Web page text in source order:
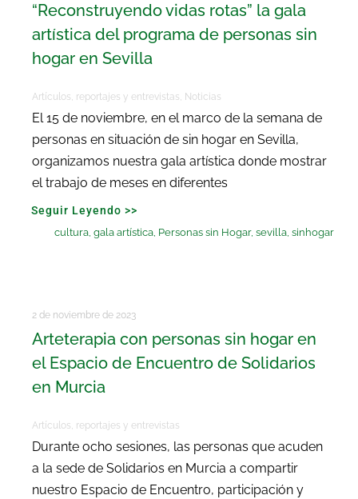
“Reconstruyendo vidas rotas” la gala
artística del programa de personas sin
hogar en Sevilla
Artículos, reportajes y entrevistas, Noticias
El 15 de noviembre, en el marco de la semana de
personas en situación de sin hogar en Sevilla,
organizamos nuestra gala artística donde mostrar
el trabajo de meses en diferentes
Seguir Leyendo >>
cultura ,gala artística Personas sin Hogar,sevilla ,sinhogar
2 de noviembre de 2023
Arteterapia con personas sin hogar en
el Espacio de Encuentro de Solidarios
en Murcia
Artículos, reportajes y entrevistas
Durante ocho sesiones, las personas que acuden
a la sede de Solidarios en Murcia a compartir
nuestro Espacio de Encuentro, participación y